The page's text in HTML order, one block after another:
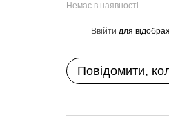
Немає в наявності
Ввійти для
Повідомити,